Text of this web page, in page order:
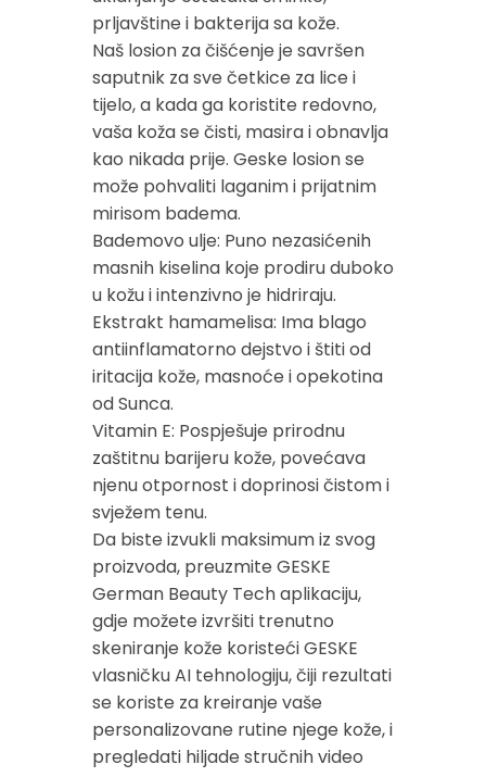
prljavštine i bakterija sa kože.
Naš losion za čišćenje je savršen
saputnik za sve četkice za lice i
tijelo, a kada ga koristite redovno,
vaša koža se čisti, masira i obnavlja
kao nikada prije. Geske losion se
može pohvaliti laganim i prijatnim
mirisom badema.
Bademovo ulje: Puno nezasićenih
masnih kiselina koje prodiru duboko
u kožu i intenzivno je hidriraju.
Ekstrakt hamamelisa: Ima blago
antiinflamatorno dejstvo i štiti od
iritacija kože, masnoće i opekotina
od Sunca.
Vitamin E: Pospješuje prirodnu
zaštitnu barijeru kože, povećava
njenu otpornost i doprinosi čistom i
svježem tenu.
Da biste izvukli maksimum iz svog
proizvoda, preuzmite GESKE
German Beauty Tech aplikaciju,
gdje možete izvršiti trenutno
skeniranje kože koristeći GESKE
vlasničku AI tehnologiju, čiji rezultati
se koriste za kreiranje vaše
personalizovane rutine njege kože, i
pregledati hiljade stručnih video